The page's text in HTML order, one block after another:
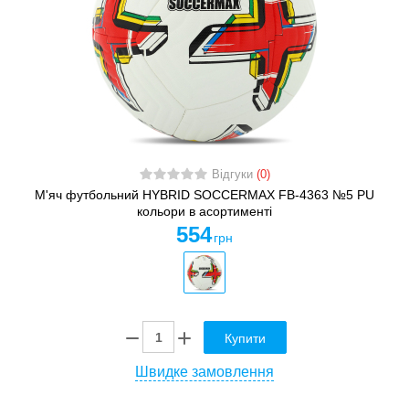
Відгуки (0)
М'яч футбольний HYBRID SOCCERMAX FB-4363 №5 PU
кольори в асортименті
554 грн
Купити
Швидке замовлення